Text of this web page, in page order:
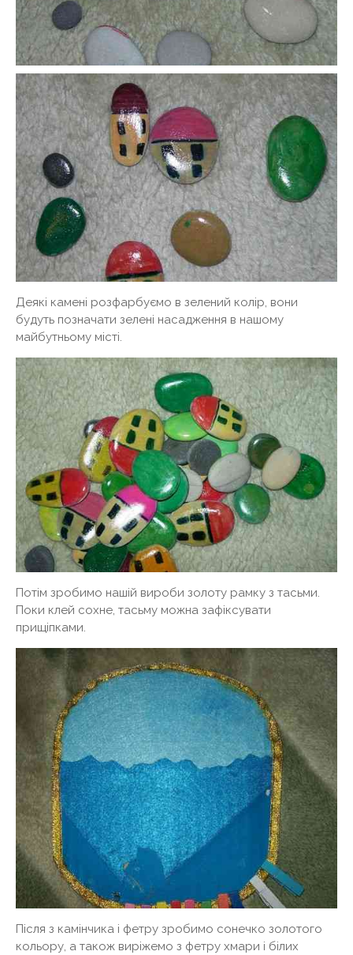
Деякі камені розфарбуємо в зелений колір, вони
будуть позначати зелені насадження в нашому
майбутньому місті.
Потім зробимо нашій вироби золоту рамку з тасьми.
Поки клей сохне, тасьму можна зафіксувати
прищіпками.
Після з камінчика і фетру зробимо сонечко золотого
кольору, а також виріжемо з фетру хмари і білих